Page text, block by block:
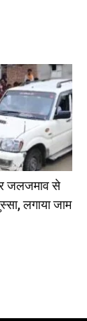
पर जलजमाव से
लगाया जाम